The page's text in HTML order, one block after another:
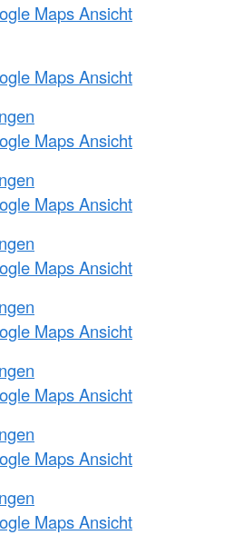
Maps Ansicht
Maps Ansicht
Maps Ansicht
Maps Ansicht
Maps Ansicht
Maps Ansicht
Maps Ansicht
Maps Ansicht
Maps Ansicht